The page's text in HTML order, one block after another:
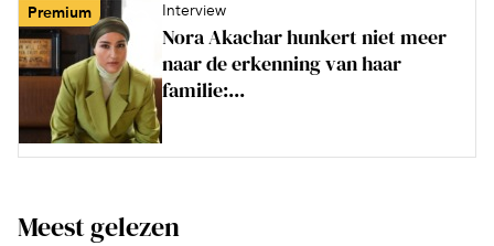
Premium Interview
Nora Akachar hunkert niet meer
naar de erkenning van haar
familie:...
Meest gelezen